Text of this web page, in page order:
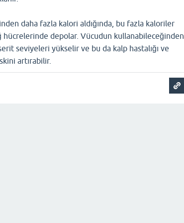
daha fazla kalori aldığında, bu fazla kaloriler
depolar. Vücudun kullanabileceğinden
seviyeleri yükselir ve bu da kalp hastalığı ve
artırabilir.